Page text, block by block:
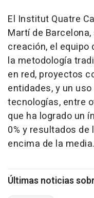
El Institut Quatre
Martí de
creación, el
la metodología
en red, proyectos
entidades, y un
tecnologías, entre
que ha logrado un
0% y resultados de
encima de la media.
Últimas noticias